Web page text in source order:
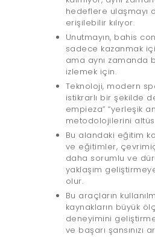
hedeflere ulaşmayı
erişilebilir kılıyor.
Unutmayın, bahis
sadece kazanmak
ama aynı zamanda
izlemek için.
Teknoloji, modern
istikrarlı bir şekilde
empieza” “yerleşik
metodolojilerini
Bu alandaki eğitim
ve eğitimler,
daha sorumlu ve
yaklaşım
olur.
Bu araçların
kaynakların büyük
deneyimini
ve başarı şansınızı